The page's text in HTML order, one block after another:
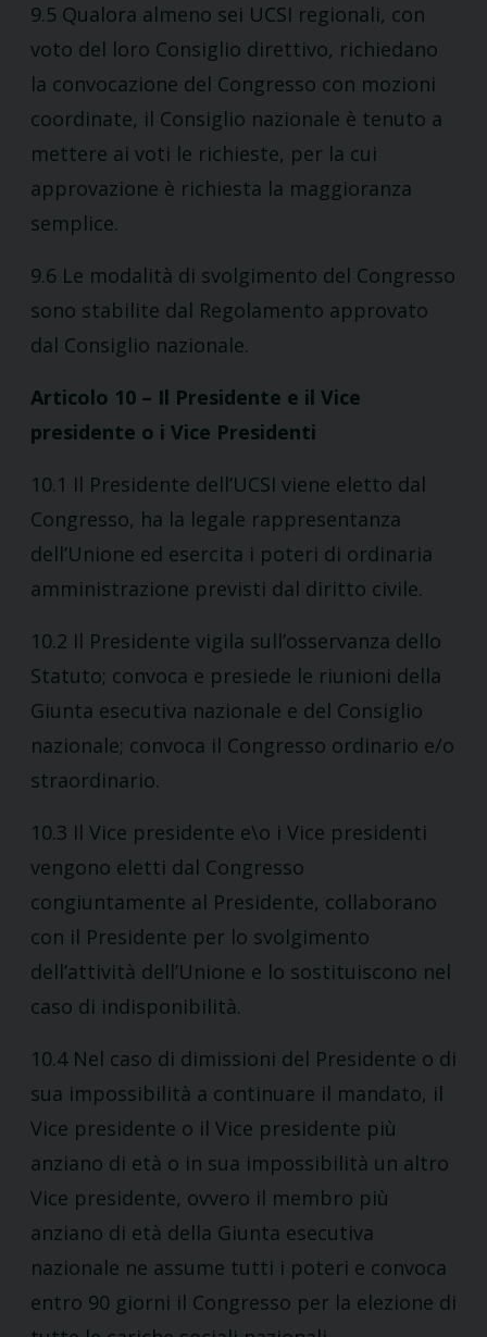
9.5 Qualora almeno sei UCSI regionali, con
voto del loro Consiglio direttivo, richiedano
la convocazione del Congresso con mozioni
coordinate, il Consiglio nazionale è tenuto a
mettere ai voti le richieste, per la cui
approvazione è richiesta la maggioranza
semplice.
9.6 Le modalità di svolgimento del Congresso
sono stabilite dal Regolamento approvato
dal Consiglio nazionale.
Articolo 10 – Il Presidente e il Vice
presidente o i Vice Presidenti
10.1 Il Presidente dell’UCSI viene eletto dal
Congresso, ha la legale rappresentanza
dell’Unione ed esercita i poteri di ordinaria
amministrazione previsti dal diritto civile.
10.2 Il Presidente vigila sull’osservanza dello
Statuto; convoca e presiede le riunioni della
Giunta esecutiva nazionale e del Consiglio
nazionale; convoca il Congresso ordinario e/o
straordinario.
10.3 Il Vice presidente e\o i Vice presidenti
vengono eletti dal Congresso
congiuntamente al Presidente, collaborano
con il Presidente per lo svolgimento
dell’attività dell’Unione e lo sostituiscono nel
caso di indisponibilità.
10.4 Nel caso di dimissioni del Presidente o di
sua impossibilità a continuare il mandato, il
Vice presidente o il Vice presidente più
anziano di età o in sua impossibilità un altro
Vice presidente, ovvero il membro più
anziano di età della Giunta esecutiva
nazionale ne assume tutti i poteri e convoca
entro 90 giorni il Congresso per la elezione di